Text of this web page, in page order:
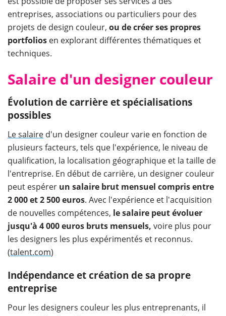
entreprises, associations ou particuliers pour des
projets de design couleur, ou de créer ses propres
portfolios en explorant différentes thématiques et
techniques.
Salaire d'un designer couleur
Évolution de carrière et spécialisations
possibles
Le salaire d'un designer couleur varie en fonction de
plusieurs facteurs, tels que l'expérience, le niveau de
qualification, la localisation géographique et la taille de
l'entreprise. En début de carrière, un designer couleur
peut espérer un salaire brut mensuel compris entre
2 000 et 2 500 euros. Avec l'expérience et l'acquisition
de nouvelles compétences, le salaire peut évoluer
jusqu'à 4 000 euros bruts mensuels, voire plus pour
les designers les plus expérimentés et reconnus.
(talent.com)
Indépendance et création de sa propre
entreprise
Pour les designers couleur les plus entreprenants, il